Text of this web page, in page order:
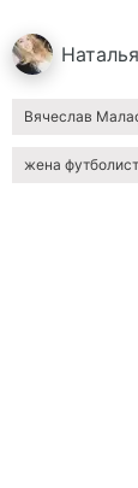
Наталья
Вячеслав
жена